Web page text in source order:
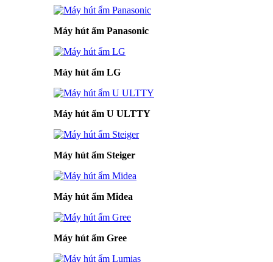
Máy hút ẩm Panasonic
Máy hút ẩm LG
Máy hút ẩm U ULTTY
Máy hút ẩm Steiger
Máy hút ẩm Midea
Máy hút ẩm Gree